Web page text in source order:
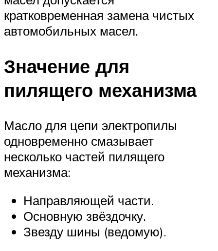
кратковременная замена чистых
автомобильных масел.
Значение для
пилящего механизма
Масло для цепи электропилы
одновременно смазывает
несколько частей пилящего
механизма:
Направляющей части.
Основную звёздочку.
Звезду шины (ведомую).